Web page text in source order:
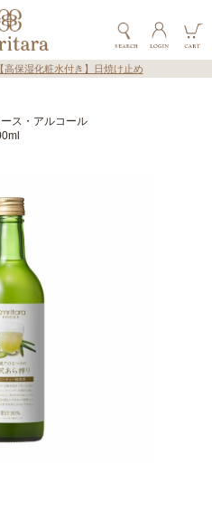
【高保湿化粧水付き】日焼け止め
ス・アルコール